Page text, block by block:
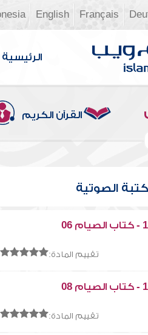
Français
English
الرئيسية
القرآن الكريم
الصوتية
تقييم المادة:
تقييم المادة: